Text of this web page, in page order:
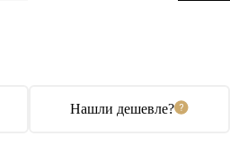
Нашли дешевле?